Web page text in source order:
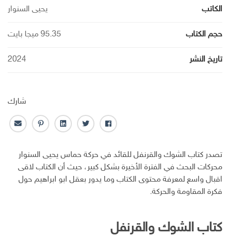
الكاتب يحيى السنوار
حجم الكتاب 95.35 ميجا بايت
تاريخ النشر 2024
شارك
ف
س
ب
و
ت
ر
ل
ك
ـ
د
ب
ت
س
ت
ا
ر
ي
د
تصدر كتاب الشوك والقرنفل للقائد في حركة حماس يحيى السنوار
محركات البحث في الفترة الأخيرة بشكل كبير، حيث أن الكتاب لاقى
اقبال واسع لمعرفة محتوى الكتاب وما يدور بعقل ابو ابراهيم حول
فكرة المقاومة والحركة.
كتاب الشوك والقرنفل